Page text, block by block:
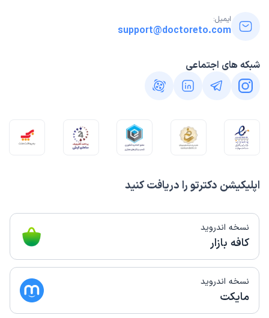
اپلیکیشن دکترتو را دریافت کنید
نسخه اندروید
کافه بازار
نسخه اندروید
مایکت
ایمیل:
support@doctoreto.com
شبکه های اجتماعی